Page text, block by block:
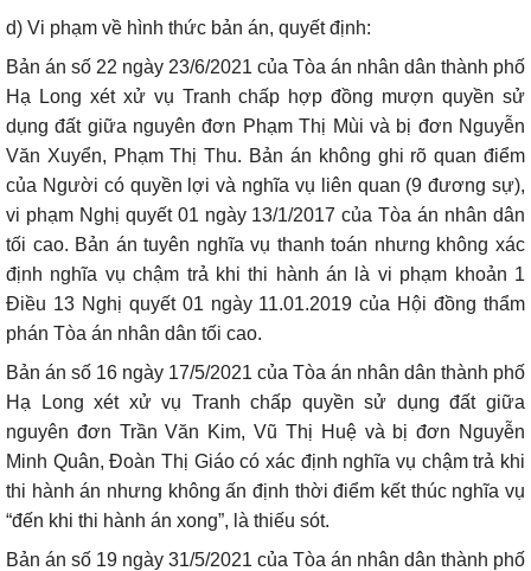
d) Vi phạm về hình thức bản án, quyết định:
Bản án số 22 ngày 23/6/2021 của Tòa án nhân dân thành phố
Hạ Long xét xử vụ Tranh chấp hợp đồng mượn quyền sử
dụng đất giữa nguyên đơn Phạm Thị Mùi và bị đơn Nguyễn
Văn Xuyển, Phạm Thị Thu. Bản án không ghi rõ quan điểm
của Người có quyền lợi và nghĩa vụ liên quan (9 đương sự),
vi phạm Nghị quyết 01 ngày 13/1/2017 của Tòa án nhân dân
tối cao. Bản án tuyên nghĩa vụ thanh toán nhưng không xác
định nghĩa vụ chậm trả khi thi hành án là vi phạm khoản 1
Điều 13 Nghị quyết 01 ngày 11.01.2019 của Hội đồng thẩm
phán Tòa án nhân dân tối cao.
Bản án số 16 ngày 17/5/2021 của Tòa án nhân dân thành phố
Hạ Long xét xử vụ Tranh chấp quyền sử dụng đất giữa
nguyên đơn Trần Văn Kim, Vũ Thị Huệ và bị đơn Nguyễn
Minh Quân, Đoàn Thị Giáo có xác định nghĩa vụ chậm trả khi
thi hành án nhưng không ấn định thời điểm kết thúc nghĩa vụ
“đến khi thi hành án xong”, là thiếu sót.
Bản án số 19 ngày 31/5/2021 của Tòa án nhân dân thành phố